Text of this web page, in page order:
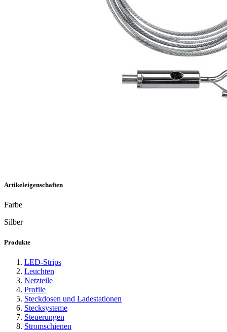
Artikeleigenschaften
Farbe
Silber
Produkte
LED-Strips
Leuchten
Netzteile
Profile
Steckdosen und Ladestationen
Stecksysteme
Steuerungen
Stromschienen